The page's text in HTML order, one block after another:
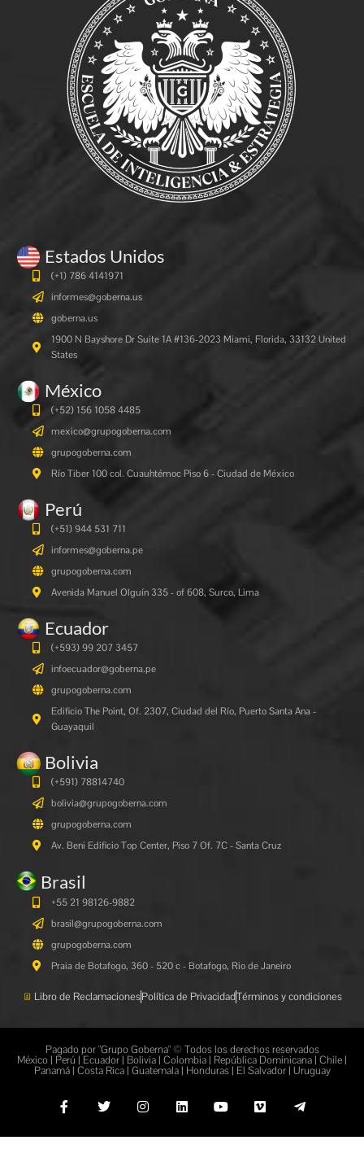
Estados Unidos
(+1) 786 4141971
informes@goberna.us
goberna.us
1900 N Bayshore Dr Suite 1A #136-2023 Miami, Florida, 33132 United
States
México
(+52) 156 1058 4485
mexico@grupogoberna.com
grupogoberna.com
Río Tiber 100 col. Cuauhtémoc Piso 6 - Ciudad de México
Perú
(+51) 944 531 711
informes@goberna.pe
grupogoberna.com
Avenida Manuel Olguín 335 - of 608, Surco, Lima
Ecuador
(+593) 99 207 3457
infoecuador@goberna.pe
grupogoberna.com
Edificio The Point, Of. 2307, Ciudad del Río, Puerto Santa Ana -
Guayaquil
Bolivia
(+591) 78814740
bolivia@grupogoberna.com
grupogoberna.com
Av. Beni Edificio Top Center, Piso 7 Of. 7C - Santa Cruz
Brasil
+55 21 98126-9882
brasil@grupogoberna.com
grupogoberna.com
Praia de Botafogo, 360 - 520 c - Botafogo, Rio de Janeiro
Libro de ReclamacionesPolítica de PrivacidadTérminos y condiciones
Pagado por "Grupo Goberna" © Todos los derechos reservados
México | Perú | Ecuador | Bolivia | Colombia | República Dominicana | Chile |
Panamá | Costa Rica | Guatemala | Honduras | El Salvador | Uruguay